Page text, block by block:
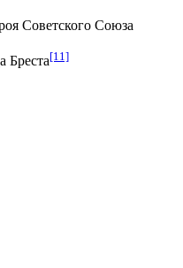
Советского Союза
Бреста[11]